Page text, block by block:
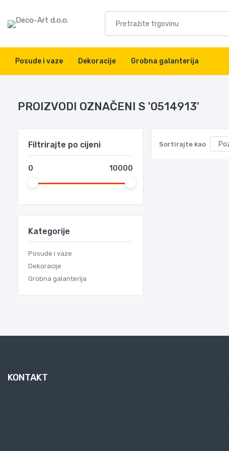
Posude i vaze Dekoracije Grobna galanterija
PROIZVODI OZNAČENI S '0514913'
Filtrirajte po cijeni
0 10000
Kategorije
Posude i vaze
Dekoracije
Grobna galanterija
Sortirajte kao
KONTAKT